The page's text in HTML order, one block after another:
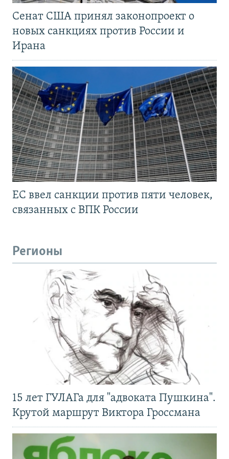
Сенат США принял законопроект о
новых санкциях против России и
Ирана
ЕС ввел санкции против пяти человек,
связанных с ВПК России
Регионы
15 лет ГУЛАГа для "адвоката Пушкина".
Крутой маршрут Виктора Гроссмана